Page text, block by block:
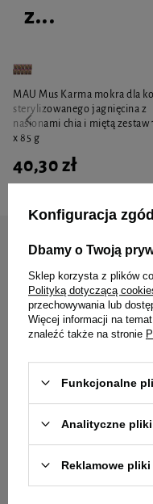
z...
MAU Mus Karma mokra dla
sterylizowanego jagnięcina z
nasionami chia i miętą zestaw
x 85 g
40,30 zł
Zapisz się
Zyskaj
Podaj swój adres e-mail
marketingowych
Konfiguracja zgód
Dbamy o Twoją
Sklep korzysta z plików
Polityką dotyczącą
przechowywania lub
Więcej informacji na
znaleźć także na stronie
Funkcjonalne
Analityczne
Reklamowe